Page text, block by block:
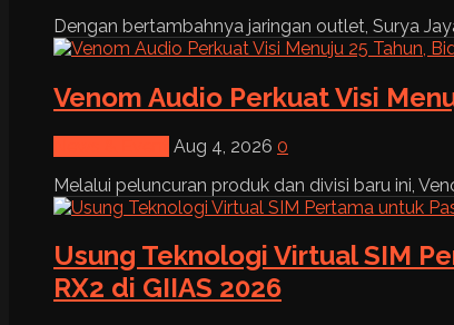
Dengan bertambahnya jaringan outlet, Surya
Venom Audio Perkuat Visi
Aug 4, 2026 0
Melalui peluncuran produk dan divisi baru ini,
Usung Teknologi Virtual SIM
RX2 di GIIAS 2026